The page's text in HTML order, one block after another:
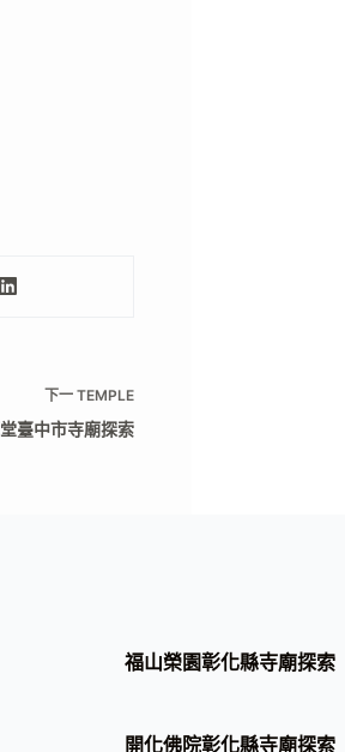
下一 TEMPLE
臺中市寺廟探索
福山榮園彰化縣寺廟探索
開化佛院彰化縣寺廟探索